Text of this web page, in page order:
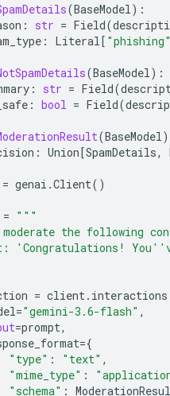
(BaseModel):
: str = Field(
: Literal[ "phishing"
(BaseModel):
: str = Field(
: bool = Field(
(BaseModel
: Union[SpamDetails,
= genai .Client()
= """
moderate the following
'Congratulations!
= client. interactions
="gemini-3.6-flash" ,
=prompt,
={
"type" : "text" ,
"mime_type" :
"schema" :